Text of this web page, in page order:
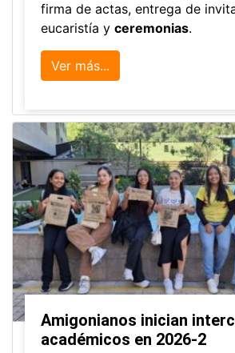
firma de actas, entrega de
eucaristía y ceremonias.
Ver más...
Amigonianos inician
académicos en 2026-2